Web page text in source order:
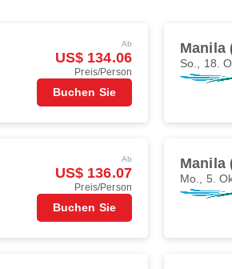
Ab
US$ 134.06
Preis/Person
Buchen Sie
Manila
So., 18.
Ab
US$ 136.07
Preis/Person
Buchen Sie
Manila
Mo., 5.